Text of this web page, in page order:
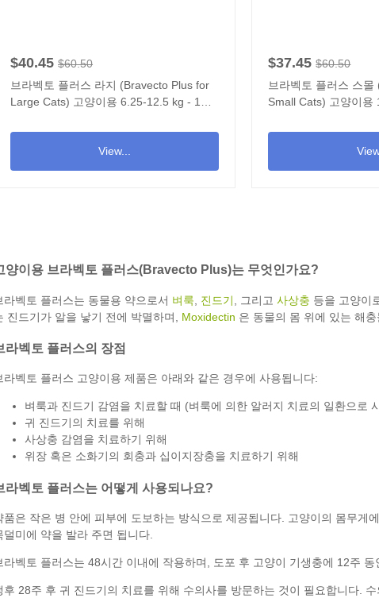
양이용 브라벡토 플러스(Bravecto Plus)는 무엇인가요?
라벡토 플러스는 동물용 약으로서 벼룩 진드기 , 그리고 사상충 등을 고양이
진드기가 알을 낳기 전에 박멸하며, Moxidectin 은 동물의 몸 위에 있는 해
라벡토 플러스의 장점
라벡토 플러스 고양이용 제품은 아래와 같은 경우에 사용됩니다:
벼룩과 진드기 감염을 치료할 때 (벼룩에 의한 알러지 치료의 일환으로
귀 진드기의 치료를 위해
사상충 감염을 치료하기 위해
위장 혹은 소화기의 회충과 십이지장충을 치료하기 위해
라벡토 플러스는 어떻게 사용되나요?
품은 작은 병 안에 피부에 도보하는 방식으로 제공됩니다. 고양이의 몸무게
덜미에 약을 발라 주면 됩니다.
라벡토 플러스는 48시간 이내에 작용하며, 도포 후 고양이 기생충에 12주
후 28주 후 귀 진드기의 치료를 위해 수의사를 방문하는 것이 필요합니다.
$40.45 $60.50
브라벡토 플러스 라지 (Bravecto Plus for
Large Cats) 고양이용 6.25-12.5 kg - 1개
View...
$37.45 $60.50
브라벡토 플러스 스
Small Cats) 고양이용